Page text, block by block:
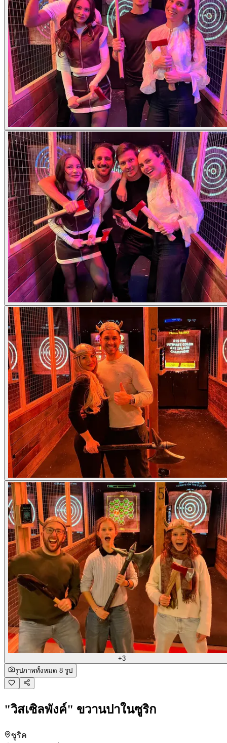
+3
รูปภาพทั้งหมด 8 รูป
"วิสเซิลพังค์" ขวานปาในซูริก
ซูริค